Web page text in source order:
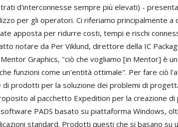
d'interconnesse sempre più elevati) -
per gli operatori. Ci riferiamo principalmente a
apposta per ridurre costi, tempi e rischi
notare da Per Viklund, direttore della IC
Graphics, "ciò che vogliamo [in Mentor] è
funzioni come un'entità ottimale". Per fare ciò
di prodotti per la soluzione dei problemi di
al pacchetto Expedition per la creazione
PADS basato su piattaforma Windows,
standard. Prodotti questi che si basano su